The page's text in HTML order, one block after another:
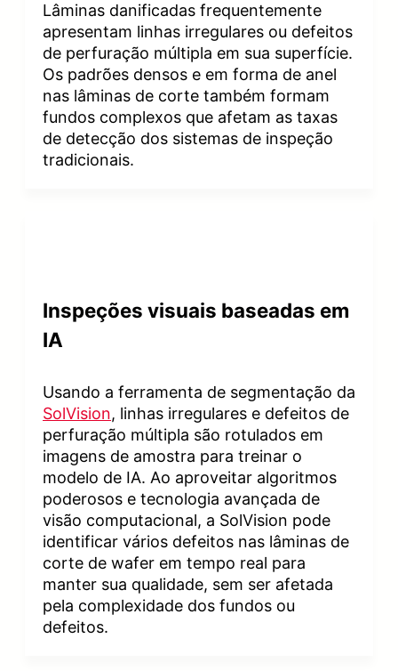
Lâminas danificadas frequentemente
apresentam linhas irregulares ou defeitos
de perfuração múltipla em sua superfície.
Os padrões densos e em forma de anel
nas lâminas de corte também formam
fundos complexos que afetam as taxas
de detecção dos sistemas de inspeção
tradicionais.
Inspeções visuais baseadas em
IA
Usando a ferramenta de segmentação da
SolVision, linhas irregulares e defeitos de
perfuração múltipla são rotulados em
imagens de amostra para treinar o
modelo de IA. Ao aproveitar algoritmos
poderosos e tecnologia avançada de
visão computacional, a SolVision pode
identificar vários defeitos nas lâminas de
corte de wafer em tempo real para
manter sua qualidade, sem ser afetada
pela complexidade dos fundos ou
defeitos.